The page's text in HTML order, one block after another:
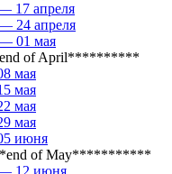
17 апреля
24 апреля
01 мая
of April**********
мая
мая
мая
мая
июня
of May***********
12 июня